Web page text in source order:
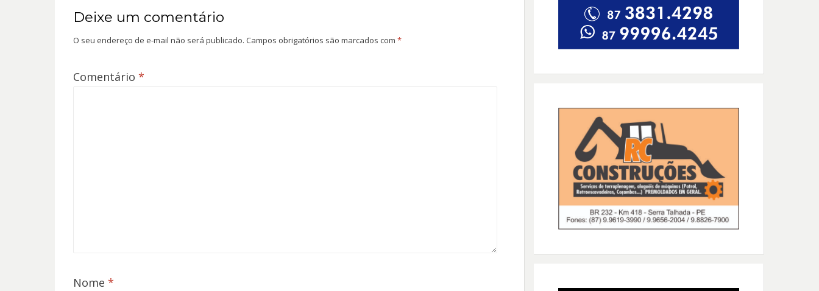
Deixe um comentário
O seu endereço de e-mail não será publicado. Campos obrigatórios são marcados com *
Comentário *
Nome *